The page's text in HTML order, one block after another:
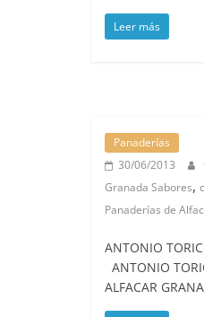
Leer más
Panaderías
30/06/2013
Granada Sabores,
Panaderías de
ANTONIO
ANTONIO
ALFACAR